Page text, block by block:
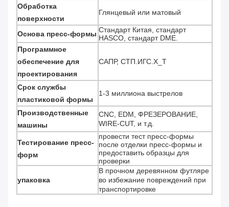
Обработка
поверхности
Глянцевый или матовый
Основа пресс-формы Стандарт Китая, стандарт
HASCO, стандарт DME.
Программное
обеспечение для
проектирования
САПР, СТП.ИГС.Х_Т
Срок службы
пластиковой формы
1-3 миллиона выстрелов
Производственные
машины
CNC, EDM, ФРЕЗЕРОВАНИЕ,
WIRE-CUT, и т.д.
Тестирование пресс-
форм
провести тест пресс-формы
после отделки пресс-формы и
предоставить образцы для
проверки
упаковка
В прочном деревянном футляре
во избежание повреждений при
транспортировке